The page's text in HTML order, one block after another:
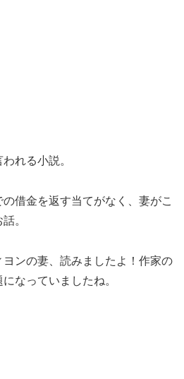
れる小説。
借金を返す当てがなく、妻がこ
。
ンの妻、読みましたよ！作家の
なっていましたね。